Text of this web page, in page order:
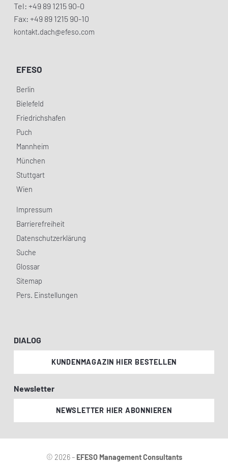
Tel: +49 89 1215 90-0
Fax: +49 89 1215 90-10
kontakt.dach@efeso.com
EFESO
Berlin
Bielefeld
Friedrichshafen
Puch
Mannheim
München
Stuttgart
Wien
Impressum
Barrierefreiheit
Datenschutzerklärung
Suche
Glossar
Sitemap
Pers. Einstellungen
DIALOG
KUNDENMAGAZIN HIER BESTELLEN
Newsletter
NEWSLETTER HIER ABONNIEREN
© 2026 – EFESO Management Consultants